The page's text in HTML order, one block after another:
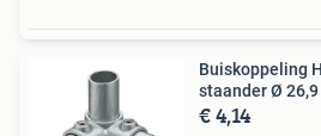
Buiskoppeling
staander Ø
€ 4,14